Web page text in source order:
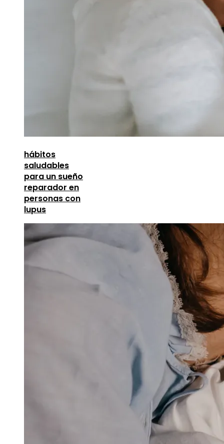
hábitos
saludables
para un sueño
reparador en
personas con
lupus